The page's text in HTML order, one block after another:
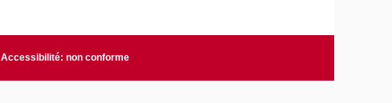
Accessibilité: non conforme